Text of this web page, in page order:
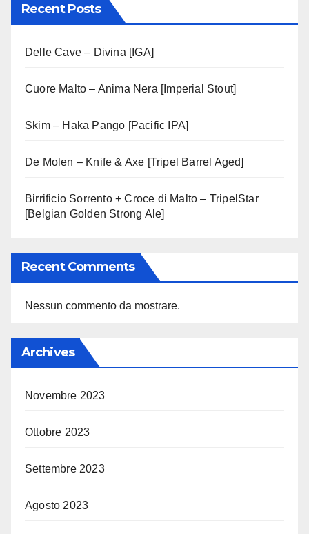
Recent Posts
Delle Cave – Divina [IGA]
Cuore Malto – Anima Nera [Imperial Stout]
Skim – Haka Pango [Pacific IPA]
De Molen – Knife & Axe [Tripel Barrel Aged]
Birrificio Sorrento + Croce di Malto – TripelStar
[Belgian Golden Strong Ale]
Recent Comments
Nessun commento da mostrare.
Archives
Novembre 2023
Ottobre 2023
Settembre 2023
Agosto 2023